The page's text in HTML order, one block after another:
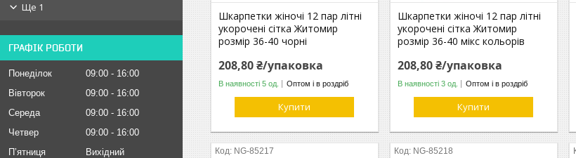
Ще 1
ГРАФІК РОБОТИ
Понеділок 09:00
16:00
Вівторок
09:00
16:00
Середа
09:00
16:00
Четвер
09:00
16:00
Пʼятниця
Вихідний
Шкарпетки жіночі 12 пар літні
укорочені сітка Житомир
розмір 36-40 чорні
208,80 ₴/упаковка
В наявності 5 од. Оптом і в роздріб
Купити
Шкарпетки жіночі 12 пар літні
укорочені сітка Житомир
розмір 36-40 мікс кольорів
208,80 ₴/упаковка
В наявності 3 од. Оптом і в роздріб
Купити
NG-85217 NG-85218